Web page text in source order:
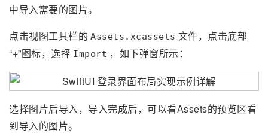
中导入需要的图片。
点击视图工具栏的 Assets.xcassets 文件，点击底部
“+”图标，选择 Import ，如下弹窗所示：
选择图片后导入，导入完成后，可以看Assets的预览区看
到导入的图片。